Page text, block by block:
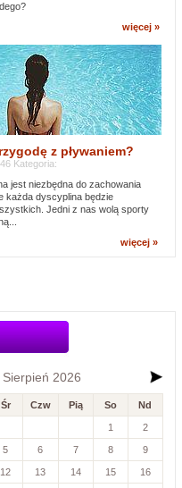
więcej »
z pływaniem?
Kategoria:
jest niezbędna do zachowania
każda dyscyplina będzie
Jedni z nas wolą sporty
więcej »
Sierpień 2026
Śr Czw Pią So Nd
1 2
5 6 7 8 9
12 13 14 15 16